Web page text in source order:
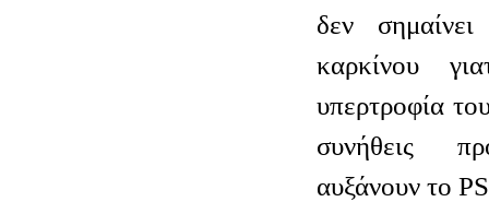
δεν
καρκίνου
υπερτροφία
συνήθεις
αυξάνουν το